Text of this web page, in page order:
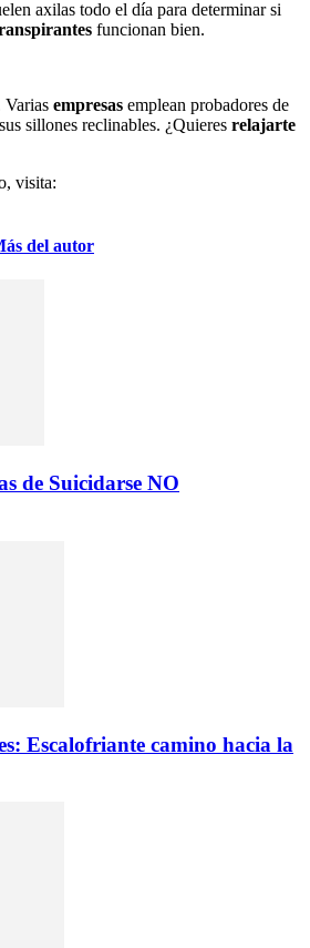
axilas todo el día para determinar si
funcionan bien.
Varias empresas emplean probadores de
sillones reclinables. ¿Quieres relajarte
visita:
del autor
de Suicidarse NO
Escalofriante camino hacia la